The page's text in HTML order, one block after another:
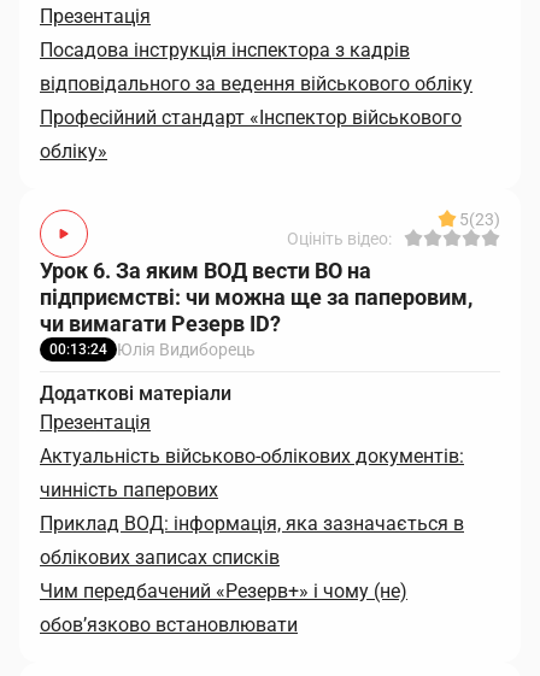
Презентація
Посадова інструкція інспектора з кадрів
відповідального за ведення військового обліку
Професійний стандарт «Інспектор військового
обліку»
5(23)
Оцініть відео:
Урок 6. За яким ВОД вести ВО на
підприємстві: чи можна ще за паперовим,
чи вимагати Резерв ID?
00:13:24 Юлія Видиборець
Додаткові матеріали
Презентація
Актуальність військово-облікових документів:
чинність паперових
Приклад ВОД: інформація, яка зазначається в
облікових записах списків
Чим передбачений «Резерв+» і чому (не)
обов’язково встановлювати